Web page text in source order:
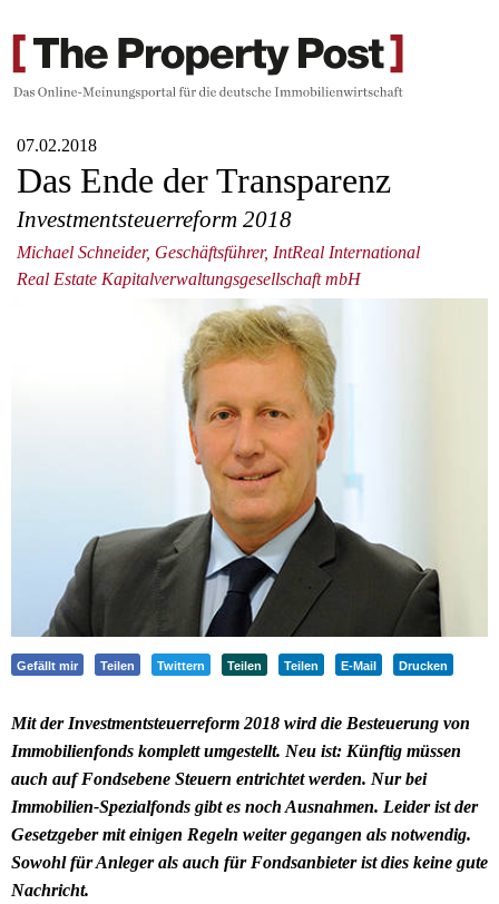
07.02.2018
Das Ende der Transparenz
Investmentsteuerreform 2018
Michael Schneider, Geschäftsführer, IntReal International
Real Estate Kapitalverwaltungsgesellschaft mbH
Gefällt mir Teilen Twittern Teilen Teilen E-Mail Drucken
Mit der Investmentsteuerreform 2018 wird die Besteuerung von
Immobilienfonds komplett umgestellt. Neu ist: Künftig müssen
auch auf Fondsebene Steuern entrichtet werden. Nur bei
Immobilien-Spezialfonds gibt es noch Ausnahmen. Leider ist der
Gesetzgeber mit einigen Regeln weiter gegangen als notwendig.
Sowohl für Anleger als auch für Fondsanbieter ist dies keine gute
Nachricht.